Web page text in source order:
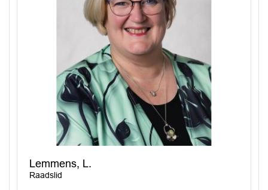
Lemmens, L.
Raadslid